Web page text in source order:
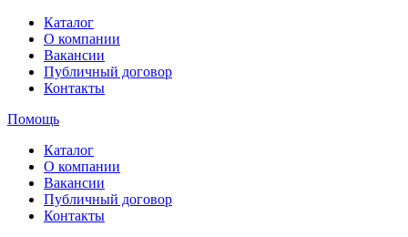
Каталог
О компании
Вакансии
Публичный договор
Контакты
Помощь
Каталог
О компании
Вакансии
Публичный договор
Контакты